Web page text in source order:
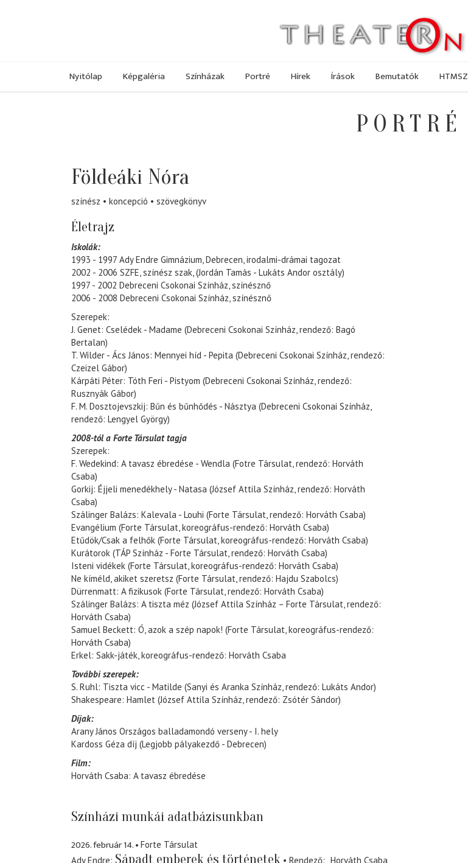
Nyitólap Képgaléria Színházak Portré Hírek Írások Bemutatók HTMSZ
PORTRÉ
Földeáki Nóra
színész koncepció szövegkönyv
Életrajz
Iskolák:
1993 - 1997 Ady Endre Gimnázium, Debrecen, irodalmi-drámai tagozat
2002 - 2006 SZFE, színész szak, (Jordán Tamás - Lukáts Andor osztály)
1997 - 2002 Debreceni Csokonai Színház, színésznő
2006 - 2008 Debreceni Csokonai Színház, színésznő
Szerepek:
J. Genet: Cselédek - Madame (Debreceni Csokonai Színház, rendező: Bagó
Bertalan)
T. Wilder - Ács János: Mennyei híd - Pepita (Debreceni Csokonai Színház, rendező:
Czeizel Gábor)
Kárpáti Péter: Tóth Feri - Pistyom (Debreceni Csokonai Színház, rendező:
Rusznyák Gábor)
F. M. Dosztojevszkij: Bűn és bűnhődés - Násztya (Debreceni Csokonai Színház,
rendező: Lengyel György)
2008-tól a Forte Társulat tagja
Szerepek:
F. Wedekind: A tavasz ébredése - Wendla (Fotre Társulat, rendező: Horváth
Csaba)
Gorkij: Éjjeli menedékhely - Natasa (József Attila Színház, rendező: Horváth
Csaba)
Szálinger Balázs: Kalevala - Louhi (Forte Társulat, rendező: Horváth Csaba)
Evangélium (Forte Társulat, koreográfus-rendező: Horváth Csaba)
Etűdök/Csak a felhők (Forte Társulat, koreográfus-rendező: Horváth Csaba)
Kurátorok (TÁP Színház - Forte Társulat, rendező: Horváth Csaba)
Isteni vidékek (Forte Társulat, koreográfus-rendező: Horváth Csaba)
Ne kíméld, akiket szeretsz (Forte Társulat, rendező: Hajdu Szabolcs)
Dürrenmatt: A fizikusok (Forte Társulat, rendező: Horváth Csaba)
Szálinger Balázs: A tiszta méz (József Attila Színház – Forte Társulat, rendező:
Horváth Csaba)
Samuel Beckett: Ó, azok a szép napok! (Forte Társulat, koreográfus-rendező:
Horváth Csaba)
Erkel: Sakk-játék, koreográfus-rendező: Horváth Csaba
További szerepek:
S. Ruhl: Tiszta vicc - Matilde (Sanyi és Aranka Színház, rendező: Lukáts Andor)
Shakespeare: Hamlet (József Attila Színház, rendező: Zsótér Sándor)
Díjak:
Arany János Országos balladamondó verseny - I. hely
Kardoss Géza díj (Legjobb pályakezdő - Debrecen)
Film:
Horváth Csaba: A tavasz ébredése
Színházi munkái adatbázisunkban
2026. február 14.
Forte Társulat
Ady Endre Sápadt emberek és történetek Rendező
Horváth Csaba